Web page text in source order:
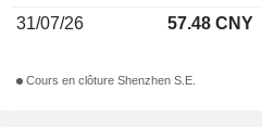
31/07/26
57.48 CNY
Cours en clôture Shenzhen S.E.